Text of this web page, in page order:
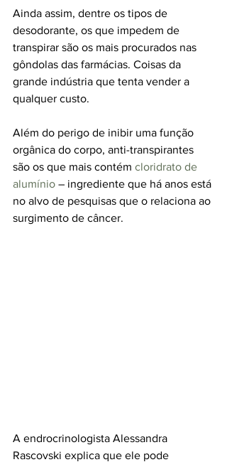
Ainda assim, dentre os tipos de
desodorante, os que impedem de
transpirar são os mais procurados nas
gôndolas das farmácias. Coisas da
grande indústria que tenta vender a
qualquer custo.
Além do perigo de inibir uma função
orgânica do corpo, anti-transpirantes
são os que mais contém cloridrato de
alumínio – ingrediente que há anos está
no alvo de pesquisas que o relaciona ao
surgimento de câncer.
A endrocrinologista Alessandra
Rascovski explica que ele pode